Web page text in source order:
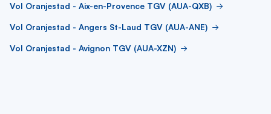
Vol Oranjestad - Aix-en-Provence TGV (AUA-QXB)
Vol Oranjestad - Angers St-Laud TGV (AUA-ANE)
Vol Oranjestad - Avignon TGV (AUA-XZN)